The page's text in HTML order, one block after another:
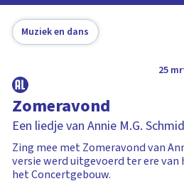
Muziek en dans
25
Zomeravond
Een liedje van Annie M.G.
Zing mee met Zomeravond van
versie werd uitgevoerd ter ere van
het Concertgebouw.